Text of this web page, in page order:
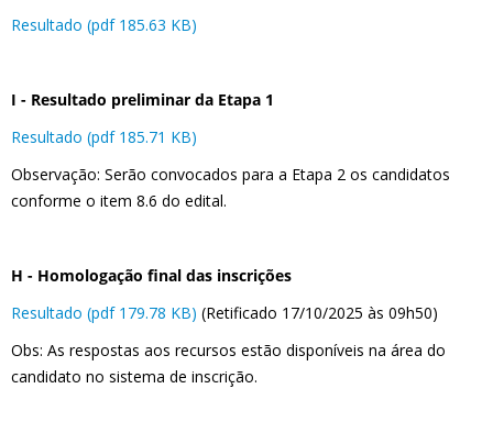
Resultado (pdf 185.63 KB)
I - Resultado preliminar da Etapa 1
Resultado (pdf 185.71 KB)
Observação: Serão convocados para a Etapa 2 os candidatos
conforme o item 8.6 do edital.
H - Homologação final das inscrições
Resultado (pdf 179.78 KB) (Retificado 17/10/2025 às 09h50)
Obs: As respostas aos recursos estão disponíveis na área do
candidato no sistema de inscrição.